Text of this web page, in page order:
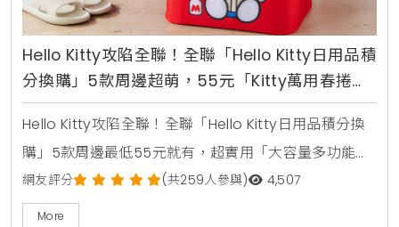
Hello Kitty攻陷全聯！全聯「Hello Kitty日用品積
分換購」5款周邊超萌，55元「Kitty萬用春捲
袋」超實用
Hello Kitty攻陷全聯！全聯「Hello Kitty日用品積分換
購」5款周邊最低55元就有，超實用「大容量多功能收
納籃」領軍搶換購全聯「Hello Kitty」日用品積分換購
換購日期：9/30～12/29換購品項：1、萬用春捲袋（共
網友評分 (共259人參與) 4,507
More